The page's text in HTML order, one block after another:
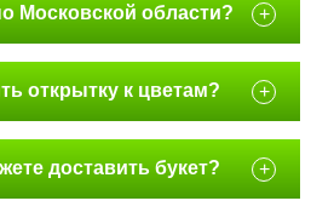
Московской области? +
открытку к цветам? +
доставить букет? +